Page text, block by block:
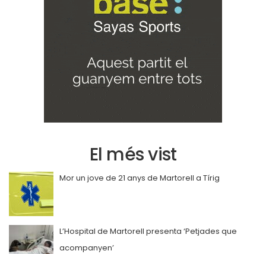
El més vist
Mor un jove de 21 anys de Martorell a Tírig
L’Hospital de Martorell presenta ‘Petjades que
acompanyen’